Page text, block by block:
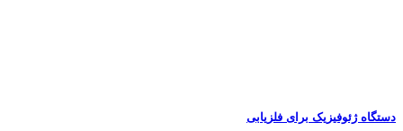
دستگاه ژئوفیزیک برای فلزیابی